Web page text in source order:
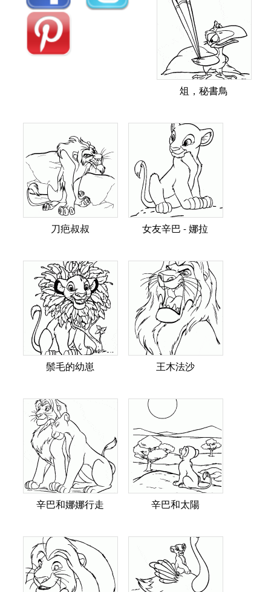
俎，秘書鳥
刀疤叔叔 女友辛巴 - 娜拉
鬃毛的幼崽 王木法沙
辛巴和娜娜行走 辛巴和太陽